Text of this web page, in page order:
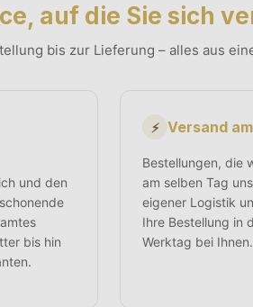
auf die Sie sich
bis zur Lieferung – alles aus
und den
bis hin
⚡ Versand
Bestellungen, die
am selben Tag
eigener Logistik
Ihre Bestellung in
Werktag bei Ihnen.